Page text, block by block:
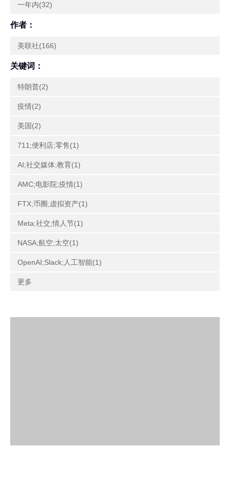
一年内(32)
作者：
美联社(166)
关键词：
特朗普(2)
疫情(2)
美国(2)
711;便利店;零售(1)
AI;社交媒体;教育(1)
AMC;电影院;疫情(1)
FTX;币圈;虚拟资产(1)
Meta;社交;情人节(1)
NASA;航空;太空(1)
OpenAI;Slack;人工智能(1)
更多